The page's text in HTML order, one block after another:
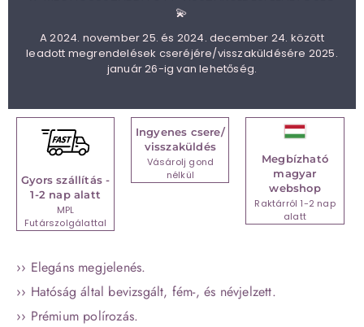
💫
A 2024. november 25. és 2024. december 24. között
leadott megrendelések cseréjére/visszaküldésére 2025.
január 26-ig van lehetőség.
Gyors szállítás -
1-2 nap alatt
MPL
Futárszolgálattal
Ingyenes csere/
visszaküldés
Vásárolj gond
nélkül
Megbízható
magyar
webshop
Raktárról 1-2 nap
alatt
›› Elegáns megjelenés.
›› Hatóság által bevizsgált, fém-, és névjelzett.
›› Prémium polírozás.